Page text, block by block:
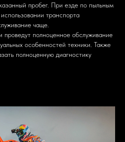
пробег. При езде по пыльным
транспорта
чаще.
полноценное обслуживание
особенностей техники. Также
полноценную диагностику